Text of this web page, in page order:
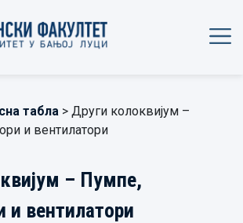
табла > Други колоквијум –
и вентилатори
– Пумпе,
и вентилатори